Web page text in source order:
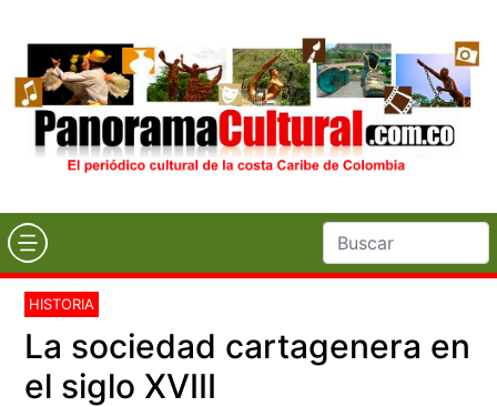
HISTORIA
La sociedad cartagenera en
el siglo XVIII